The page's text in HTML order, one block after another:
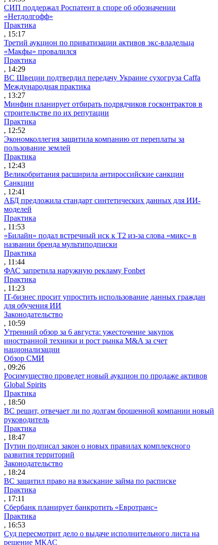
СИП поддержал Роспатент в споре об обозначении
«Нетдолгофф»
Практика
, 15:17
Третий аукцион по приватизации активов экс-владельца
«Макфы» провалился
Практика
, 14:29
ВС Швеции подтвердил передачу Украине сухогруза Caffa
Международная практика
, 13:27
Минфин планирует отбирать подрядчиков госконтрактов в
строительстве по их репутации
Практика
, 12:52
Экономколлегия защитила компанию от переплаты за
пользование землей
Практика
, 12:43
Великобритания расширила антироссийские санкции
Санкции
, 12:41
АБД предложила стандарт синтетических данных для ИИ-
моделей
Практика
, 11:53
«Билайн» подал встречный иск к Т2 из-за слова «микс» в
названии бренда мультиподписки
Практика
, 11:44
ФАС запретила наружную рекламу Fonbet
Практика
, 11:23
IT-бизнес просит упростить использование данных граждан
для обучения ИИ
Законодательство
, 10:59
Утренний обзор за 6 августа: ужесточение закупок
иностранной техники и рост рынка M&A за счет
национализации
Обзор СМИ
, 09:26
Росимущество проведет новый аукцион по продаже активов
Global Spirits
Практика
, 18:50
ВС решит, отвечает ли по долгам брошенной компании новый
руководитель
Практика
, 18:47
Путин подписал закон о новых правилах комплексного
развития территорий
Законодательство
, 18:24
ВС защитил право на взыскание займа по расписке
Практика
, 17:11
Сбербанк планирует банкротить «Евротранс»
Практика
, 16:53
Суд пересмотрит дело о выдаче исполнительного листа на
решение МКАС